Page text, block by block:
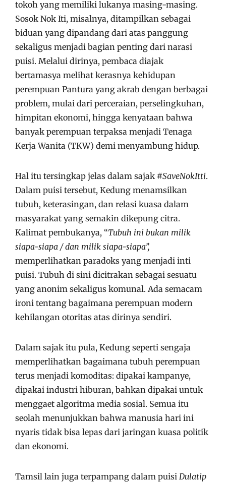
tokoh yang memiliki lukanya masing-masing.
Sosok Nok Iti, misalnya, ditampilkan sebagai
biduan yang dipandang dari atas panggung
sekaligus menjadi bagian penting dari narasi
puisi. Melalui dirinya, pembaca diajak
bertamasya melihat kerasnya kehidupan
perempuan Pantura yang akrab dengan berbagai
problem, mulai dari perceraian, perselingkuhan,
himpitan ekonomi, hingga kenyataan bahwa
banyak perempuan terpaksa menjadi Tenaga
Kerja Wanita (TKW) demi menyambung hidup.
Hal itu tersingkap jelas dalam sajak #SaveNokItti.
Dalam puisi tersebut, Kedung menamsilkan
tubuh, keterasingan, dan relasi kuasa dalam
masyarakat yang semakin dikepung citra.
Kalimat pembukanya, “Tubuh ini bukan milik
siapa-siapa / dan milik siapa-siapa”,
memperlihatkan paradoks yang menjadi inti
puisi. Tubuh di sini dicitrakan sebagai sesuatu
yang anonim sekaligus komunal. Ada semacam
ironi tentang bagaimana perempuan modern
kehilangan otoritas atas dirinya sendiri.
Dalam sajak itu pula, Kedung seperti sengaja
memperlihatkan bagaimana tubuh perempuan
terus menjadi komoditas: dipakai kampanye,
dipakai industri hiburan, bahkan dipakai untuk
menggaet algoritma media sosial. Semua itu
seolah menunjukkan bahwa manusia hari ini
nyaris tidak bisa lepas dari jaringan kuasa politik
dan ekonomi.
Tamsil lain juga terpampang dalam puisi Dulatip